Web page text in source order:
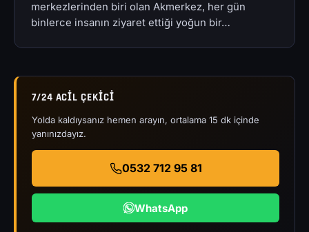
merkezlerinden biri olan Akmerkez, her gün
binlerce insanın ziyaret ettiği yoğun bir…
7/24 ACIL ÇEKICI
Yolda kaldıysanız hemen arayın, ortalama 15 dk içinde
yanınızdayız.
0532 712 95 81
WhatsApp